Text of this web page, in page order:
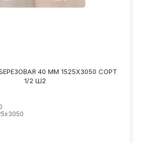
40 ММ 1525Х3050 СОРТ
1/2 Ш2